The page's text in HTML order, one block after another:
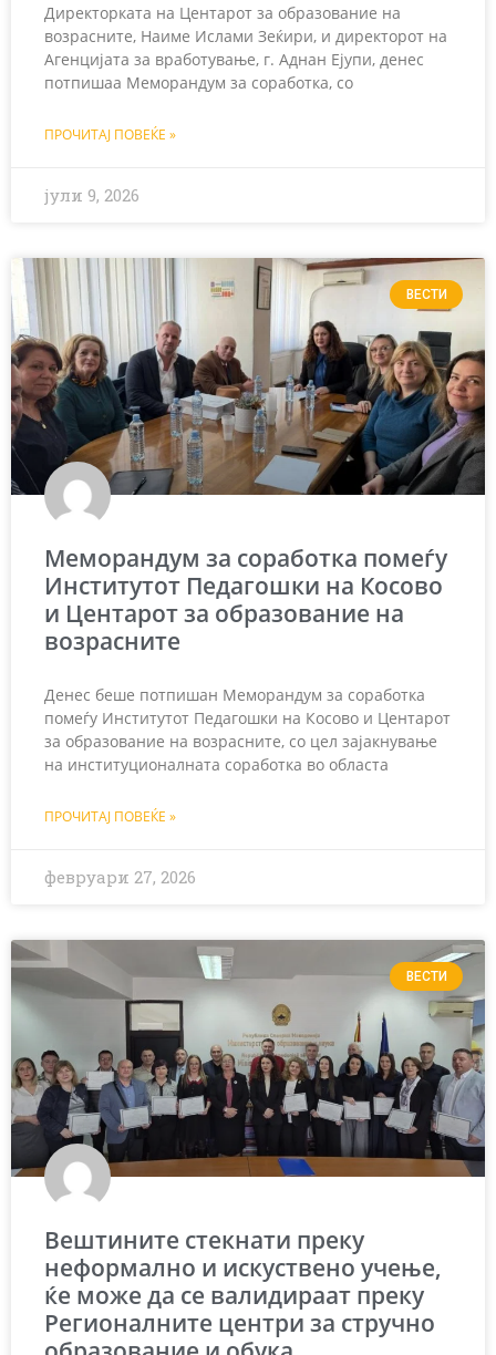
Директорката на Центарот за образование на
возрасните, Наиме Ислами Зеќири, и директорот на
Агенцијата за вработување, г. Аднан Ејупи, денес
потпишаа Меморандум за соработка, со
ПРОЧИТАЈ ПОВЕЌЕ »
јули 9, 2026
ВЕСТИ
Меморандум за соработка помеѓу
Институтот Педагошки на Косово
и Центарот за образование на
возрасните
Денес беше потпишан Меморандум за соработка
помеѓу Институтот Педагошки на Косово и Центарот
за образование на возрасните, со цел зајакнување
на институционалната соработка во областа
ПРОЧИТАЈ ПОВЕЌЕ »
февруари 27, 2026
ВЕСТИ
Вештините стекнати преку
неформално и искуствено учење,
ќе може да се валидираат преку
Регионалните центри за стручно